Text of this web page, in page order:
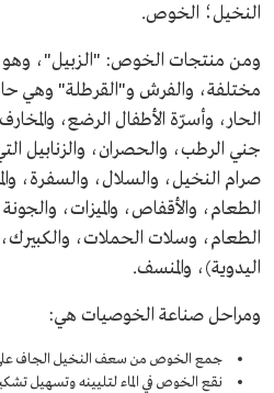
النخيل؛ الخوص.
ومن منتجات الخوص: "الزبيل"، وهو
مختلفة، والفرش و"القرطلة" وهي
الحار، وأسرّة الأطفال الرضع،
جني الرطب، والحصران، والزنابيل
صرام النخيل، والسلال، والسفرة،
الطعام، والأقفاص، والميزات،
الطعام، وسلات الحملات، والكبيرك،
اليدوية)، والمنسف.
ومراحل صناعة الخوصيات هي:
جمع الخوص من سعف النخيل الجاف
نقع الخوص في الماء لتليينه وتسهيل